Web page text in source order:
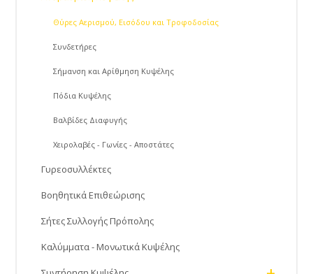
Θύρες Αερισμού, Εισόδου και Τροφοδοσίας
Συνδετήρες
Σήμανση και Αρίθμηση Κυψέλης
Πόδια Κυψέλης
Βαλβίδες Διαφυγής
Χειρολαβές - Γωνίες - Αποστάτες
Γυρεοσυλλέκτες
Βοηθητικά Επιθεώρισης
Σήτες Συλλογής Πρόπολης
Καλύμματα - Μονωτικά Κυψέλης